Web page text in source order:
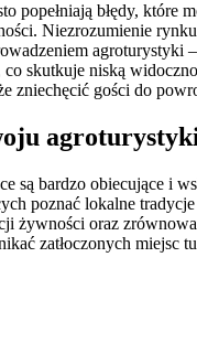
popełniają błędy,
Niezrozumienie
agroturystyki
skutkuje niską
zniechęcić gości do
są bardzo obiecujące i
poznać lokalne
żywności oraz
zatłoczonych miejsc